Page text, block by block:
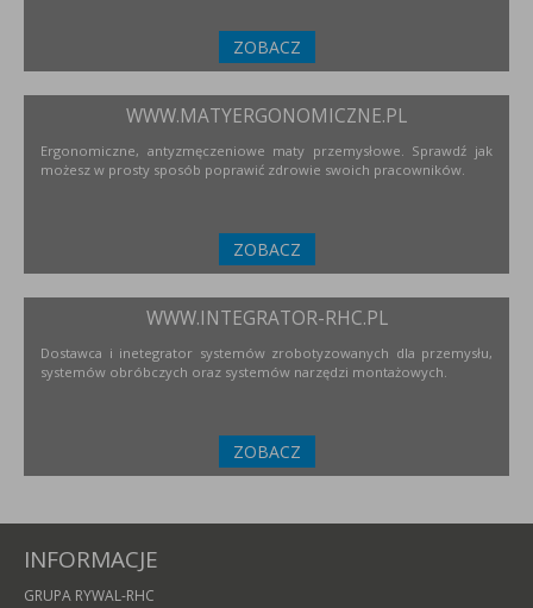
ZOBACZ
WWW.MATYERGONOMICZNE.PL
Ergonomiczne, antyzmęczeniowe maty przemysłowe. Sprawdź jak
możesz w prosty sposób poprawić zdrowie swoich pracowników.
ZOBACZ
WWW.INTEGRATOR-RHC.PL
Dostawca i inetegrator systemów zrobotyzowanych dla przemysłu,
systemów obróbczych oraz systemów narzędzi montażowych.
ZOBACZ
INFORMACJE
GRUPA RYWAL-RHC